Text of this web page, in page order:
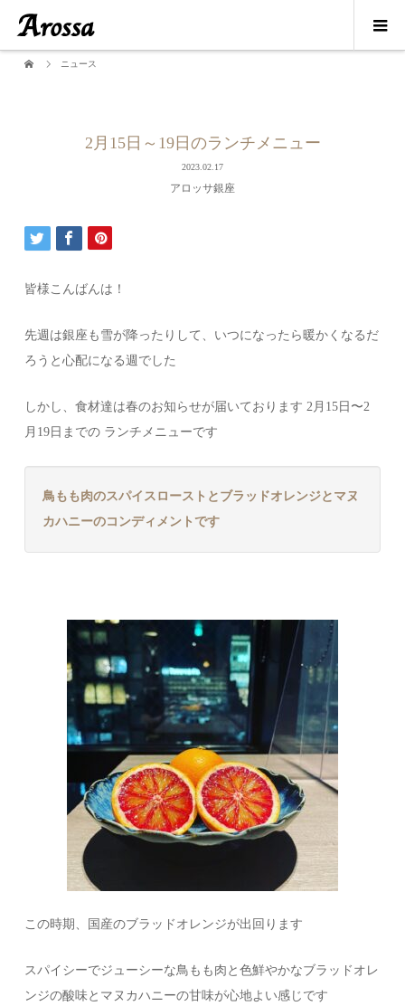
ニュース
2月15日～19日のランチメニュー
2023.02.17
アロッサ銀座
皆様こんばんは！
先週は銀座も雪が降ったりして、いつになったら暖かくなるだ
ろうと心配になる週でした
しかし、食材達は春のお知らせが届いております 2月15日〜2
月19日までの ランチメニューです
鳥もも肉のスパイスローストとブラッドオレンジとマヌ
カハニーのコンディメントです
この時期、国産のブラッドオレンジが出回ります
スパイシーでジューシーな鳥もも肉と色鮮やかなブラッドオレ
ンジの酸味とマヌカハニーの甘味が心地よい感じです